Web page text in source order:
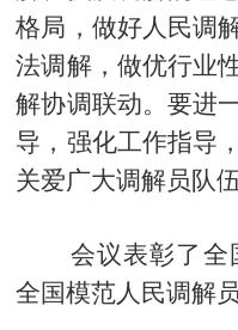
格局，做好人民调
法调解，做优行业
解协调联动。要进
导，强化工作指导
关爱广大调解员队伍
会议表彰了全
全国模范人民调解